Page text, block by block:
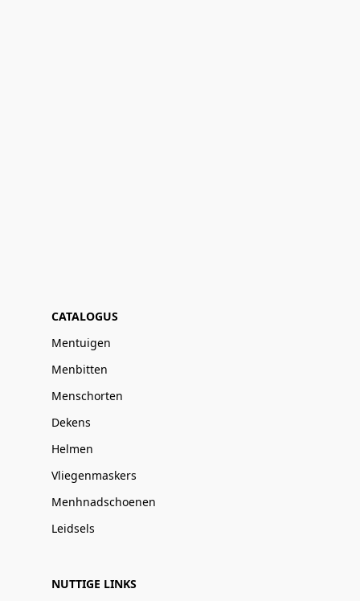
CATALOGUS
Mentuigen
Menbitten
Menschorten
Dekens
Helmen
Vliegenmaskers
Menhnadschoenen
Leidsels
NUTTIGE LINKS